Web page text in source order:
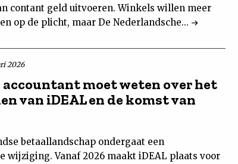
contant geld uitvoeren. Winkels willen meer
op de plicht, maar De Nederlandsche...
2026
accountant moet weten over het
van iDEAL en de komst van
betaallandschap ondergaat een
wijziging. Vanaf 2026 maakt iDEAL plaats voor